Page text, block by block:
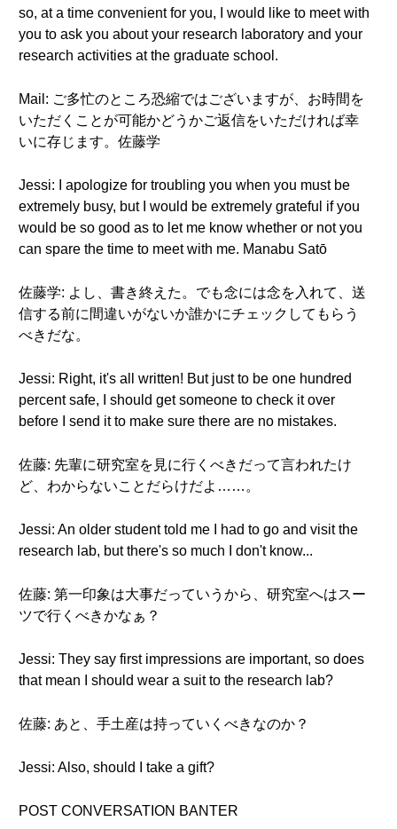
so, at a time convenient for you, I would like to meet with
you to ask you about your research laboratory and your
research activities at the graduate school.
Mail: ご多忙のところ恐縮ではございますが、お時間を
いただくことが可能かどうかご返信をいただければ幸
いに存じます。佐藤学
Jessi: I apologize for troubling you when you must be
extremely busy, but I would be extremely grateful if you
would be so good as to let me know whether or not you
can spare the time to meet with me. Manabu Satō
佐藤学: よし、書き終えた。でも念には念を入れて、送
信する前に間違いがないか誰かにチェックしてもらう
べきだな。
Jessi: Right, it's all written! But just to be one hundred
percent safe, I should get someone to check it over
before I send it to make sure there are no mistakes.
佐藤: 先輩に研究室を見に行くべきだって言われたけ
ど、わからないことだらけだよ……。
Jessi: An older student told me I had to go and visit the
research lab, but there's so much I don't know...
佐藤: 第一印象は大事だっていうから、研究室へはスー
ツで行くべきかなぁ？
Jessi: They say first impressions are important, so does
that mean I should wear a suit to the research lab?
佐藤: あと、手土産は持っていくべきなのか？
Jessi: Also, should I take a gift?
POST CONVERSATION BANTER